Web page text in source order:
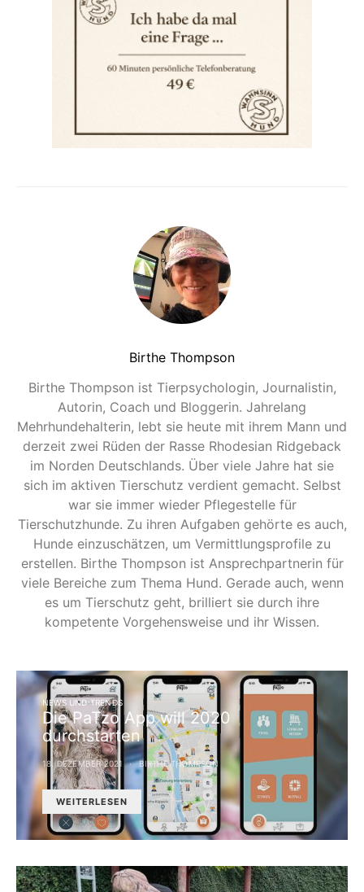
Birthe Thompson
Birthe Thompson ist Tierpsychologin, Journalistin,
Autorin, Coach und Bloggerin. Jahrelang
Mehrhundehalterin, lebt sie heute mit ihrem Mann und
derzeit zwei Rüden der Rasse Rhodesian Ridgeback
im Norden Deutschlands. Über viele Jahre hat sie
sich im aktiven Tierschutz verdient gemacht. Selbst
war sie immer wieder Pflegestelle für
Tierschutzhunde. Zu ihren Aufgaben gehörte es auch,
Hunde einzuschätzen, um Vermittlungsprofile zu
erstellen. Birthe Thompson ist Ansprechpartnerin für
viele Bereiche zum Thema Hund. Gerade auch, wenn
es um Tierschutz geht, brilliert sie durch ihre
kompetente Vorgehensweise und ihr Wissen.
NEWS UND TRENDS
Die PaTzo App will 2020
durchstarten
18. DEZEMBER 2021 BIRTHE THOMPSON
WEITERLESEN